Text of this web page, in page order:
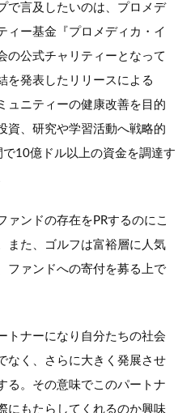
で言及したいのは、プロメデ
ィー基金『プロメディカ・イ
の公式チャリティーとなって
を発表したリリースによる
ュニティーの健康改善を目的
資、研究や学習活動へ戦略的
10億ドル以上の資金を調達す
ァンドの存在をPRするのにこ
また、ゴルフは富裕層に人気
ファンドへの寄付を募る上で
トナーになり自分たちの社会
なく、さらに大きく発展させ
る。その意味でこのパートナ
にもたらしてくれるのか興味